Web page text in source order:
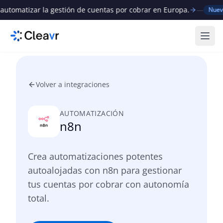
la gestión de cuentas por cobrar en Europa. — Nuevo
Volver a integraciones
AUTOMATIZACIÓN
n8n
Crea automatizaciones potentes
autoalojadas con n8n para gestionar
tus cuentas por cobrar con autonomía
total.